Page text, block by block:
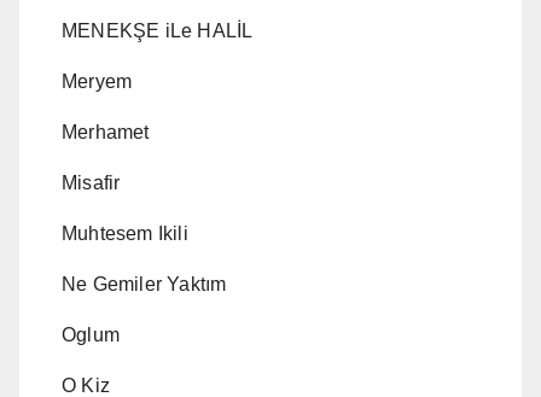
MENEKŞE iLe HALİL
Meryem
Merhamet
Misafir
Muhtesem Ikili
Ne Gemiler Yaktım
Oglum
O Kiz